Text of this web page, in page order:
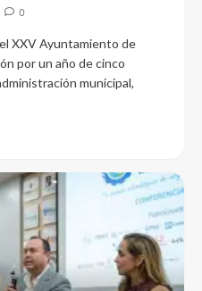
0
XXV Ayuntamiento de
por un año de cinco
municipal,